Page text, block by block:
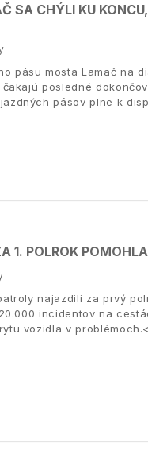
SA CHÝLI KU
pásu mosta Lamač na
posledné
pásov plne k
1. POLROK
najazdili za prvý
incidentov na
vozidla v